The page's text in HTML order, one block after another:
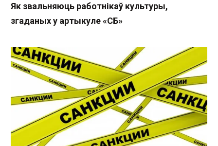
Як звальняюць работнікаў культуры,
згаданых у артыкуле «СБ»